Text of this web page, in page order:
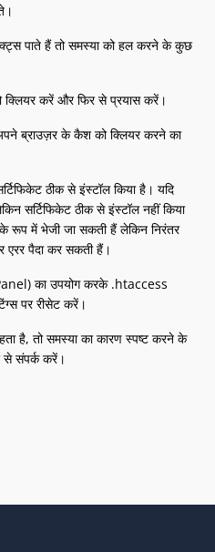
पाते हैं तो समस्या को हल करने के कुछ
करें और फिर से प्रयास करें।
ब्राउज़र के कैश को क्लियर करने का
ठीक से इंस्टॉल किया है। यदि
सर्टिफिकेट ठीक से इंस्टॉल नहीं किया
रूप में भेजी जा सकती हैं लेकिन निरंतर
एरर पैदा कर सकती हैं।
का उपयोग करके .htaccess
पर रीसेट करें।
है, तो समस्या का कारण स्पष्ट करने के
से संपर्क करें।